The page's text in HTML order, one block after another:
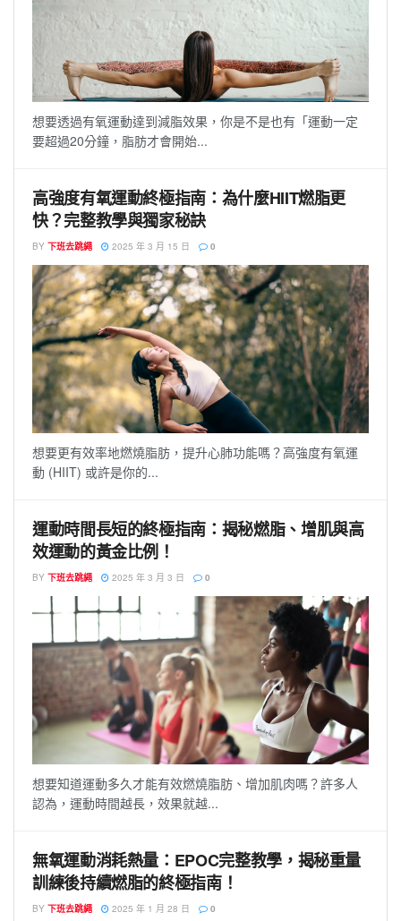
想要透過有氧運動達到減脂效果，你是不是也有「運動一定
要超過20分鐘，脂肪才會開始...
高強度有氧運動終極指南：為什麼HIIT燃脂更
快？完整教學與獨家秘訣
BY 下班去跳繩 2025 年 3 月 15 日 0
想要更有效率地燃燒脂肪，提升心肺功能嗎？高強度有氧運
動 (HIIT) 或許是你的...
運動時間長短的終極指南：揭秘燃脂、增肌與高
效運動的黃金比例！
BY 下班去跳繩 2025 年 3 月 3 日 0
想要知道運動多久才能有效燃燒脂肪、增加肌肉嗎？許多人
認為，運動時間越長，效果就越...
無氧運動消耗熱量：EPOC完整教學，揭秘重量
訓練後持續燃脂的終極指南！
BY 下班去跳繩 2025 年 1 月 28 日 0